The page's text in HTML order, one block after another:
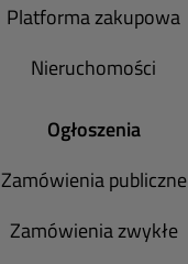
Platforma zakupowa
Nieruchomości
Ogłoszenia
Zamówienia publiczne
Zamówienia zwykłe